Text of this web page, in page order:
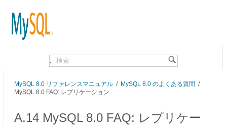
MySQL 8.0 リファレンスマニュアル / MySQL 8.0 のよくある質問 /
MySQL 8.0 FAQ: レプリケーション
A.14 MySQL 8.0 FAQ: レプリケー